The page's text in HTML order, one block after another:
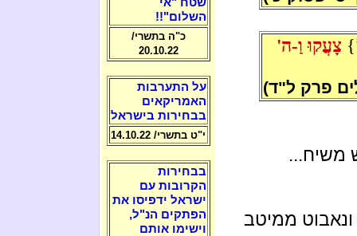
צָעֲקוּ וַ-ה'
פרק ל"ד)
משיח...
ממיטב
השלום"!!
כ"ה בתשרי/
20.10.22
על התערבות
האמריקאים
בבחירות בישראל
י"ט בתשרי/ 14.10.22
בבחירות
הקרובות עם
ישראל ידפיסו את
הפתקים הנ"ל,
וישימו אותם